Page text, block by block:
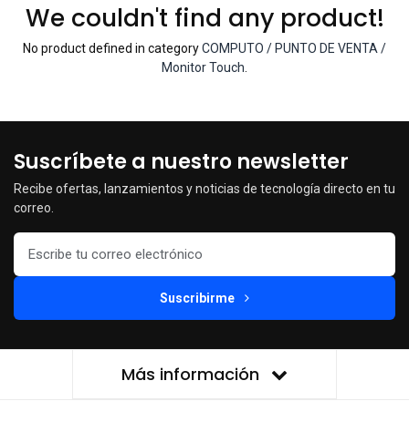
We couldn't find any product!
No product defined in categoryCOMPUTO / PUNTO DE VENTA /
Monitor Touch
Suscríbete a nuestro newsletter
Recibe ofertas, lanzamientos y noticias de tecnología directo en tu
correo.
Suscribirme
Más información